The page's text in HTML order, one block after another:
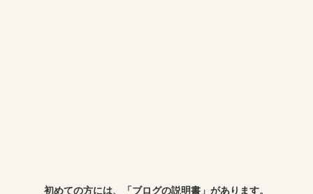
初めての方には、「ブログの説明書」があります。